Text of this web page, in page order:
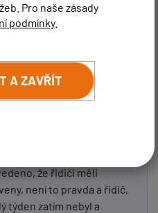
Pro naše zásady
podmínky.
A ZAVŘÍT
právního zástupce a
zákazníky jak
případy.
akci na objednávku,
podle toho, kdo o
že řidiči měli
není to pravda a řidič,
týden zatím nebyl a